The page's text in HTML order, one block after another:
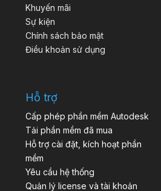
Khuyến mãi
Sự kiện
Chính sách bảo mật
Điều khoản sử dụng
Hỗ trợ
Cấp phép phần mềm Autodesk
Tải phần mềm đã mua
Hỗ trợ cài đặt, kích hoạt phần
mềm
Yêu cầu hệ thống
Quản lý license và tài khoản